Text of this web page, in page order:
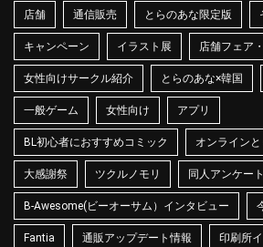
店舗 通信販売 とらのあな限定版
キャンペーン イラスト展 店舗フェア
女性向けサークル紹介 とらのあな×韓国
一般ゲーム 女性向け アプリ
BL初心者におすすめコミック オンライン
大感謝祭 ツクルノモリ 同人アンケート
B-Awesome(ビーオーサム）インタビュー
Fantia 通販アップデート情報 印刷所